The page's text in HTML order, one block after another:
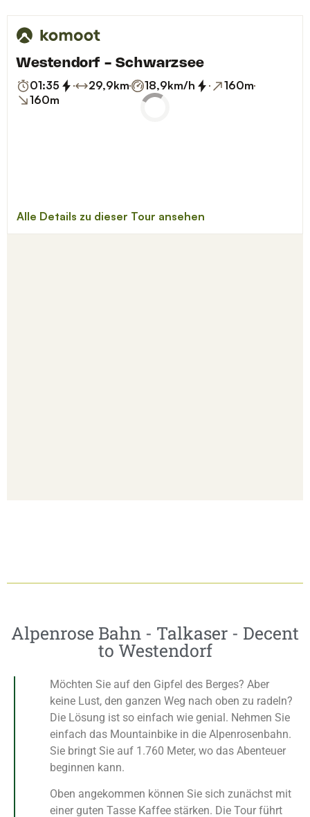
Alpenrose Bahn - Talkaser - Decent
to Westendorf
Möchten Sie auf den Gipfel des Berges? Aber
keine Lust, den ganzen Weg nach oben zu radeln?
Die Lösung ist so einfach wie genial. Nehmen Sie
einfach das Mountainbike in die Alpenrosenbahn.
Sie bringt Sie auf 1.760 Meter, wo das Abenteuer
beginnen kann.
Oben angekommen können Sie sich zunächst mit
einer guten Tasse Kaffee stärken. Die Tour führt